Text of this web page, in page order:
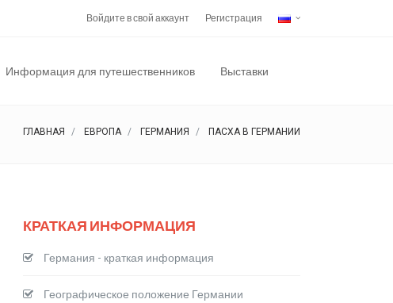
Войдите в свой аккаунт Регистрация
Информация для путешественников Выставки
ГЛАВНАЯ ЕВРОПА ГЕРМАНИЯ ПАСХА В ГЕРМАНИИ
КРАТКАЯ ИНФОРМАЦИЯ
Германия - краткая информация
Географическое положение Германии